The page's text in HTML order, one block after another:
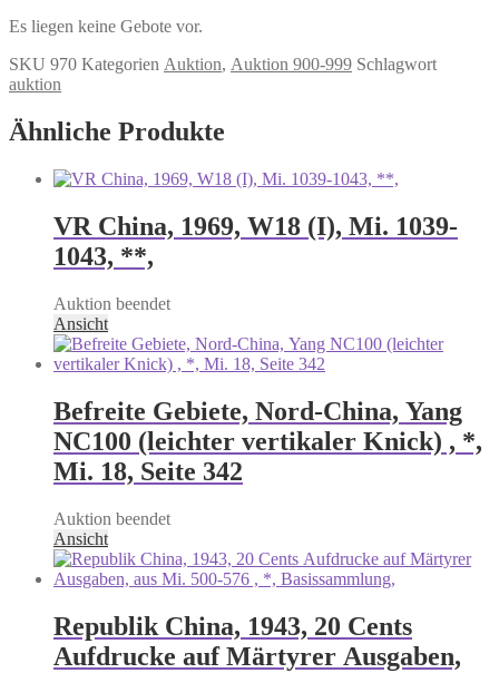
Es liegen keine Gebote vor.
SKU 970 Kategorien Auktion, Auktion 900-999 Schlagwort
auktion
Ähnliche Produkte
VR China, 1969, W18 (I), Mi. 1039-
1043, **,
Auktion beendet
Ansicht
Befreite Gebiete, Nord-China, Yang
NC100 (leichter vertikaler Knick) , *,
Mi. 18, Seite 342
Auktion beendet
Ansicht
Republik China, 1943, 20 Cents
Aufdrucke auf Märtyrer Ausgaben,